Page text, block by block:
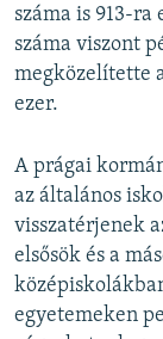
száma is 913-
száma viszont
megközelítette
ezer.
A prágai
az általános
visszatérjenek
elsősök és a
egyetemeken